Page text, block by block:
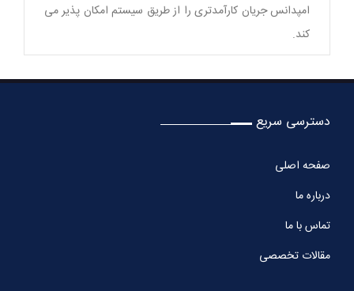
امپدانس جریان کارآمدتری را از طریق سیستم امکان پذیر می
کند.
دسترسی سریع
صفحه اصلی
درباره ما
تماس با ما
مقالات تخصصی